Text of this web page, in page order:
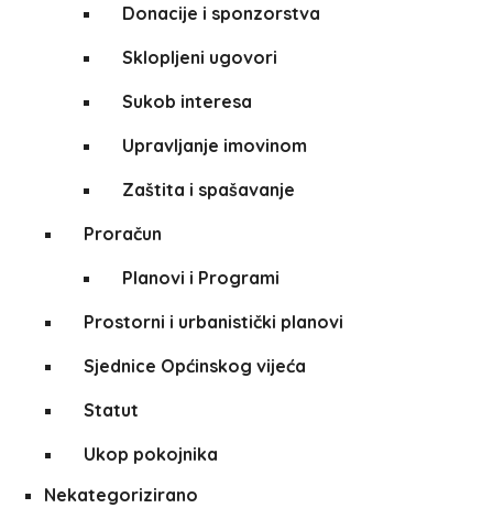
Donacije i sponzorstva
Sklopljeni ugovori
Sukob interesa
Upravljanje imovinom
Zaštita i spašavanje
Proračun
Planovi i Programi
Prostorni i urbanistički planovi
Sjednice Općinskog vijeća
Statut
Ukop pokojnika
Nekategorizirano